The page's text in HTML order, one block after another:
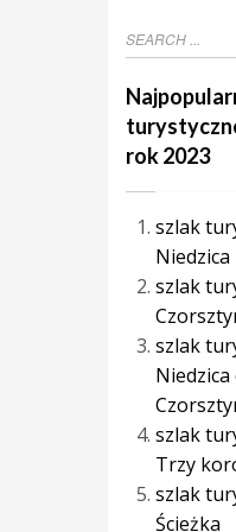
rok 2023
szlak
szlak
szlak
szlak
Trzy
szlak
Ścieżka